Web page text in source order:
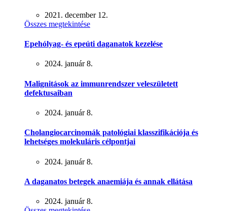
2021. december 12.
Összes megtekintése
Epehólyag- és epeúti daganatok kezelése
2024. január 8.
Malignitások az immunrendszer veleszületett
defektusaiban
2024. január 8.
Cholangiocarcinomák patológiai klasszifikációja és
lehetséges molekuláris célpontjai
2024. január 8.
A daganatos betegek anaemiája és annak ellátása
2024. január 8.